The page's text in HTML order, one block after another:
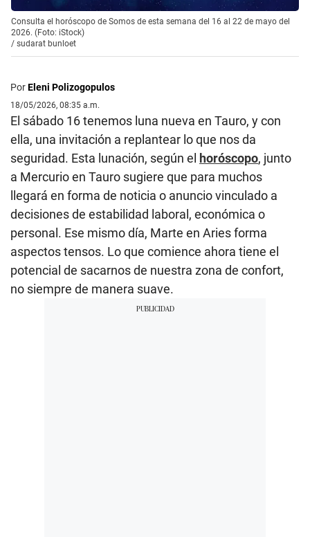
Consulta el horóscopo de Somos de esta semana del 16 al 22 de mayo del
2026. (Foto: iStock)
/ sudarat bunloet
PorEleni Polizogopulos
18/05/2026, 08:35 a.m.
El sábado 16 tenemos luna nueva en Tauro, y con
ella, una invitación a replantear lo que nos da
seguridad. Esta lunación, según el horóscopo, junto
a Mercurio en Tauro sugiere que para muchos
llegará en forma de noticia o anuncio vinculado a
decisiones de estabilidad laboral, económica o
personal. Ese mismo día, Marte en Aries forma
aspectos tensos. Lo que comience ahora tiene el
potencial de sacarnos de nuestra zona de confort,
no siempre de manera suave.